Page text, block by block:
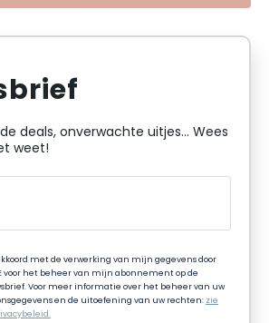
deals, onverwachte uitjes... Wees
weet!
met de verwerking van mijn gegevens door
voor het beheer van mijn abonnement op de
Voor meer informatie over het beheer van uw
en de uitoefening van uw rechten:zie